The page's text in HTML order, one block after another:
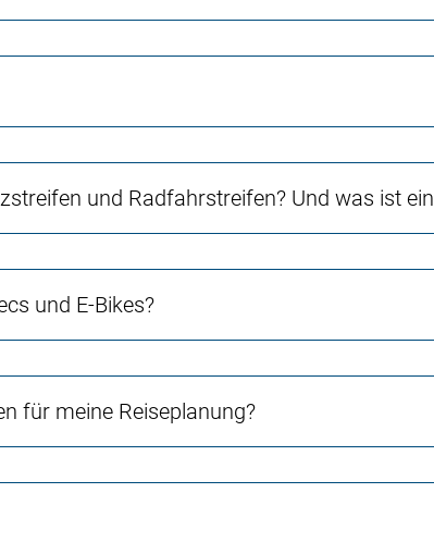
und Radfahrstreifen? Und was ist
und E-Bikes?
für meine Reiseplanung?